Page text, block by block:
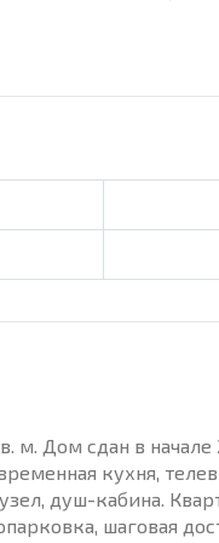
Дом сдан в
кухня,
душ-кабина.
шаговая